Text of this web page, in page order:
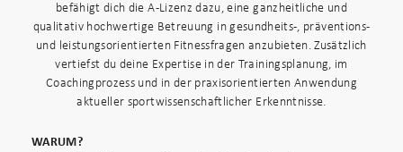
befähigt dich die A-Lizenz dazu, eine ganzheitliche und
qualitativ hochwertige Betreuung in gesundheits-, präventions-
und leistungsorientierten Fitnessfragen anzubieten. Zusätzlich
vertiefst du deine Expertise in der Trainingsplanung, im
Coachingprozess und in der praxisorientierten Anwendung
aktueller sportwissenschaftlicher Erkenntnisse.
WARUM?